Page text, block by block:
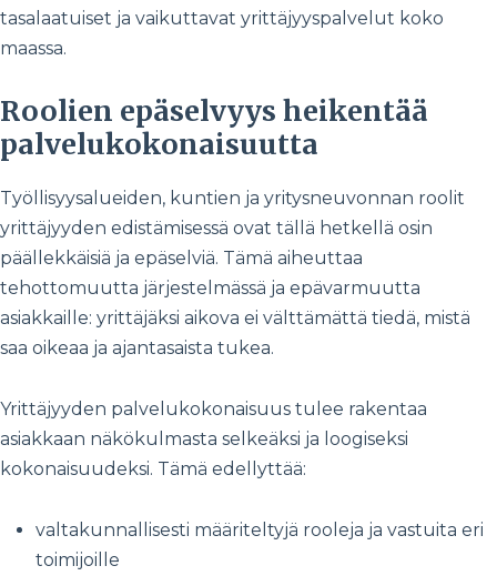
tasalaatuiset ja vaikuttavat yrittäjyyspalvelut koko
maassa.
Roolien epäselvyys heikentää
palvelukokonaisuutta
Työllisyysalueiden, kuntien ja yritysneuvonnan roolit
yrittäjyyden edistämisessä ovat tällä hetkellä osin
päällekkäisiä ja epäselviä. Tämä aiheuttaa
tehottomuutta järjestelmässä ja epävarmuutta
asiakkaille: yrittäjäksi aikova ei välttämättä tiedä, mistä
saa oikeaa ja ajantasaista tukea.
Yrittäjyyden palvelukokonaisuus tulee rakentaa
asiakkaan näkökulmasta selkeäksi ja loogiseksi
kokonaisuudeksi. Tämä edellyttää:
valtakunnallisesti määriteltyjä rooleja ja vastuita eri
toimijoille